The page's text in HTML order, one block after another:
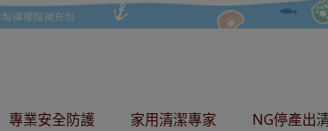
專業安全防護 家用清潔專家 NG停產出